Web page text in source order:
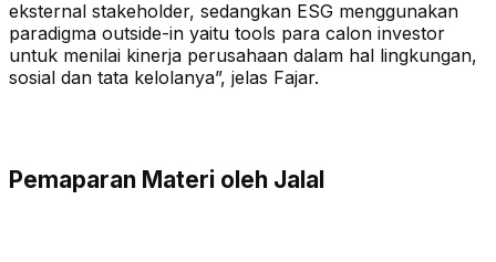
eksternal stakeholder, sedangkan ESG menggunakan
paradigma outside-in yaitu tools para calon investor
untuk menilai kinerja perusahaan dalam hal lingkungan,
sosial dan tata kelolanya”, jelas Fajar.
Pemaparan Materi oleh Jalal